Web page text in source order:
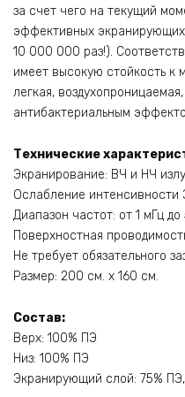
за счет чего на текущий
эффективных
10 000 000 раз!).
имеет высокую стойкость к
легкая,
антибактериальным
Технические
Экранирование: ВЧ и НЧ
Ослабление
Диапазон частот: от 1 мГц до
Поверхностная
Не требует обязательного
Размер: 200 см. х 160 см.
Состав:
Верх: 100% ПЭ
Низ: 100% ПЭ
Экранирующий слой: 75%